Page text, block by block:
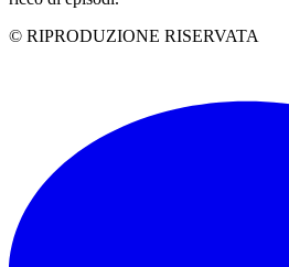
© RIPRODUZIONE RISERVATA